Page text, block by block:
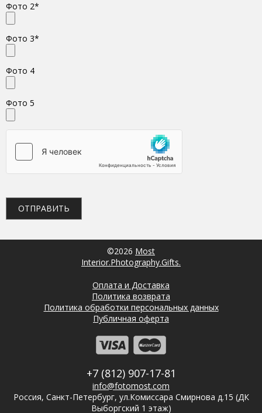
Фото 2*
Фото 3*
Фото 4
Фото 5
©2026 Most
Interior.Photography.Gifts.
Оплата и Доставка
Политика возврата
Политика обработки персональных данных
Публичная оферта
+7 (812) 907-17-81
info@fotomost.com
Россия, Санкт-Петербург, ул.Комиссара Смирнова д.15 (ДК
Выборгский 1 этаж)